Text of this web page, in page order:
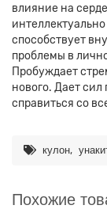
влияние на
способствует
проблемы в
Пробуждает
нового. Дает
справиться со
кулон,
Похожие